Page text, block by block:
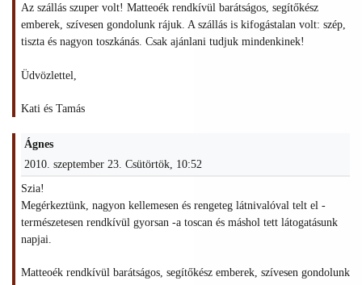
Az szállás szuper volt! Matteoék rendkívül barátságos, segítőkész
emberek, szívesen gondolunk rájuk. A szállás is kifogástalan volt: szép,
tiszta és nagyon toszkánás. Csak ajánlani tudjuk mindenkinek!
Üdvözlettel,
Kati és Tamás
Ágnes
2010. szeptember 23. Csütörtök, 10:52
Szia!
Megérkeztünk, nagyon kellemesen és rengeteg látnivalóval telt el -
természetesen rendkívül gyorsan -a toscan és máshol tett látogatásunk
napjai.
Matteoék rendkívül barátságos, segítőkész emberek, szívesen gondolunk